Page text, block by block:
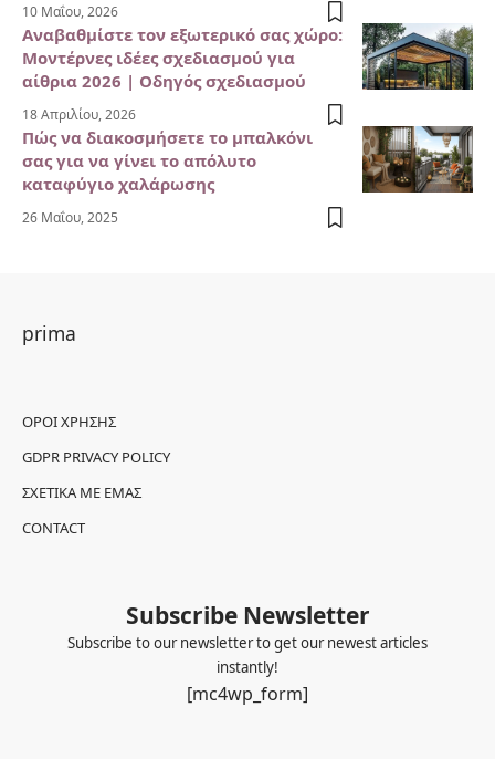
10 Μαΐου, 2026
Αναβαθμίστε τον εξωτερικό σας χώρο:
Μοντέρνες ιδέες σχεδιασμού για
αίθρια 2026 | Οδηγός σχεδιασμού
18 Απριλίου, 2026
Πώς να διακοσμήσετε το μπαλκόνι
σας για να γίνει το απόλυτο
καταφύγιο χαλάρωσης
26 Μαΐου, 2025
prima
ΌΡΟΙ ΧΡΉΣΗΣ
GDPR PRIVACY POLICY
ΣΧΕΤΙΚΆ ΜΕ ΕΜΆΣ
CONTACT
Subscribe Newsletter
Subscribe to our newsletter to get our newest articles
instantly!
[mc4wp_form]